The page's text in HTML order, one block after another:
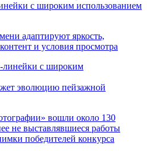
с широким использованием
адаптируют яркость,
и условия просмотра
эволюцию пейзажной
вошли около 130
не выставлявшиеся работы
победителей конкурса